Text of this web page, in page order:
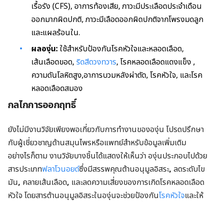
เรื้อรัง (CFS), อาการท้องเสีย, ภาวะมีประเลือดประจำเดือน
ออกมากผิดปกติ, ภาวะมีเลือดออกผิดปกติจากโพรงมดลูก
และแผลร้อนใน.
ผลองุ่น:ใช้สำหรับป้องกันโรคหัวใจและหลอดเลือด,
เส้นเลือดขอด, ริดสีดวงทวาร, โรคหลอดเลือดแดงแข็ง ,
ความดันโลหิตสูง,อาการบวมหลังผ่าตัด, โรคหัวใจ, และโรค
หลอดเลือดสมอง
กลไกการออกฤทธิ์
ยังไม่มีงานวิจัยเพียงพอเกี่ยวกับการทำงานขององุ่น โปรดปรึกษา
กับผู้เชี่ยวชาญด้านสมุนไพรหรือแพทย์สำหรับข้อมูลเพิ่มเติม
อย่างไรก็ตาม งานวิจัยบางชิ้นได้แสดงให้เห็นว่า องุ่นประกอบไปด้วย
สารประเภทฟลาโวนอยด์ซึ่งมีสรรพคุณต้านอนุมูลอิสระ, ลดระดับไข
มัน, คลายเส้นเลือด, และลดความเสี่ยงของการเกิดโรคหลอดเลือด
หัวใจ โดยสารต้านอนุมูลอิสระในองุ่นจะช่วยป้องกันโรคหัวใจและให้